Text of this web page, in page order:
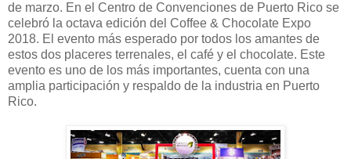
de marzo. En el Centro de Convenciones de Puerto Rico se
celebró la octava edición del Coffee & Chocolate Expo
2018. El evento más esperado por todos los amantes de
estos dos placeres terrenales, el café y el chocolate. Este
evento es uno de los más importantes, cuenta con una
amplia participación y respaldo de la industria en Puerto
Rico.